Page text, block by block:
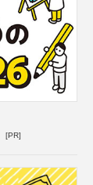
[PR]